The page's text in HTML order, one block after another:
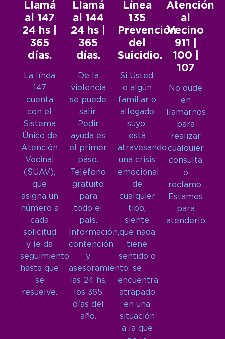
Llamá
al 147
24 hs |
365
días.
La línea
147
cuenta
con el
Sistema
Único de
Atención
Vecinal
(SUAV),
que
asigna un
número a
cada
solicitud
y le da
seguimiento
hasta que
se
resuelve.
Llamá
al 144
24 hs |
365
días.
De la
violencia
se puede
salir.
Pedir
ayuda es
el primer
paso.
Teléfono
gratuito
para
todo el
país.
Información,
contención
y
asesoramiento
las 24 hs,
los 365
días del
año.
Línea
135
Prevención
del
Suicidio.
Si Usted,
o algún
familiar o
allegado
suyo,
está
atravesando
una crisis
emocional
de
cualquier
tipo,
siente
que nada
tiene
sentido o
se
encuentra
atrapado
en una
situación
a la que
Atención
al
Vecino
911 |
100 |
107
No dude
en
llamarnos
para
realizar
cualquier
consulta
o
reclamo.
Estamos
para
atenderlo.